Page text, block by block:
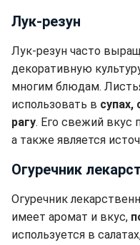
Лук-резун
Лук-резун часто
декоративную
многим блюдам.
использовать в
рагу. Его свежий вкус
а также является
Огуречник
Огуречник
имеет аромат и вкус,
используется в